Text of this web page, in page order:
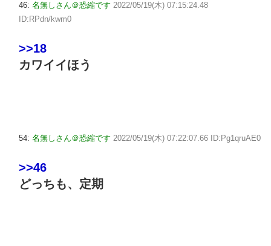
46: 名無しさん＠恐縮です 2022/05/19(木) 07:15:24.48
ID:RPdn/kwm0
>>18
カワイイほう
54: 名無しさん＠恐縮です 2022/05/19(木) 07:22:07.66 ID:Pg1qruAE0
>>46
どっちも、定期